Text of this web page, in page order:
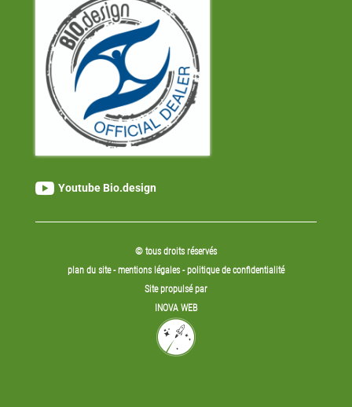
 Youtube Bio.design
© tous droits réservés
plan du site-mentions légales -politique de confidentialité
Site propulsé par
INOVA WEB